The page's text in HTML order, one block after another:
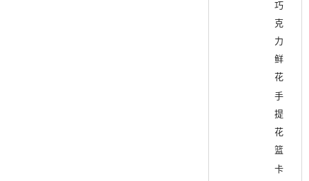
巧
克
力
鲜
花
手
提
花
篮
卡